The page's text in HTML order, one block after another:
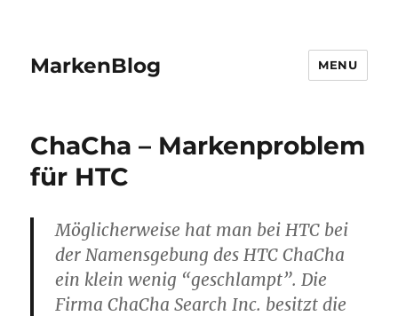
MarkenBlog MENU
ChaCha – Markenproblem
für HTC
Möglicherweise hat man bei HTC bei
der Namensgebung des HTC ChaCha
ein klein wenig “geschlampt”. Die
Firma ChaCha Search Inc. besitzt die